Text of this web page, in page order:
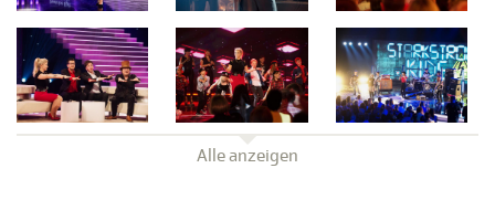
Alle anzeigen